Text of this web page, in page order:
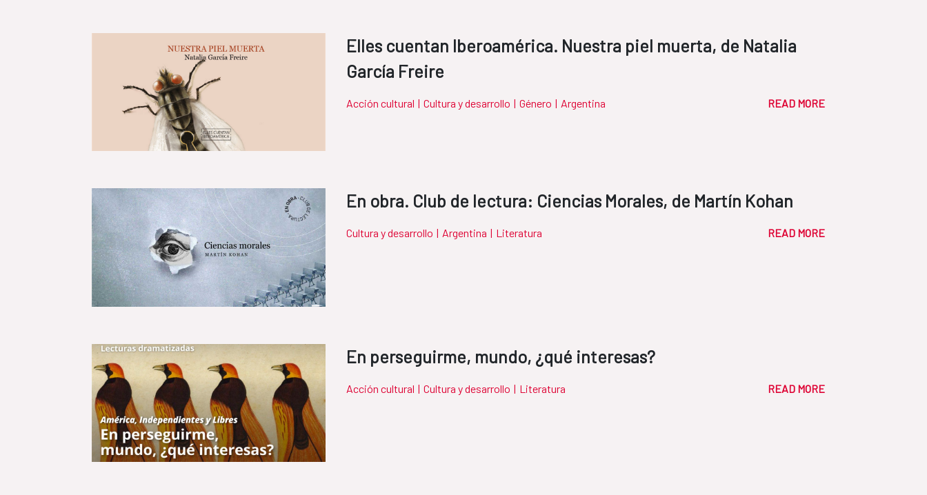
Elles cuentan Iberoamérica. Nuestra piel muerta, de Natalia
García Freire
Acción cultural | Cultura y desarrollo | Género | Argentina READ MORE
En obra. Club de lectura: Ciencias Morales, de Martín Kohan
Cultura y desarrollo | Argentina | Literatura READ MORE
En perseguirme, mundo, ¿qué interesas?
Acción cultural | Cultura y desarrollo | Literatura READ MORE